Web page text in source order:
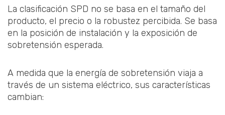
La clasificación SPD no se basa en el tamaño del
producto, el precio o la robustez percibida. Se basa
en la posición de instalación y la exposición de
sobretensión esperada.
A medida que la energía de sobretensión viaja a
través de un sistema eléctrico, sus características
cambian: